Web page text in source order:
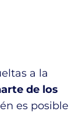
a la
de los
es posible